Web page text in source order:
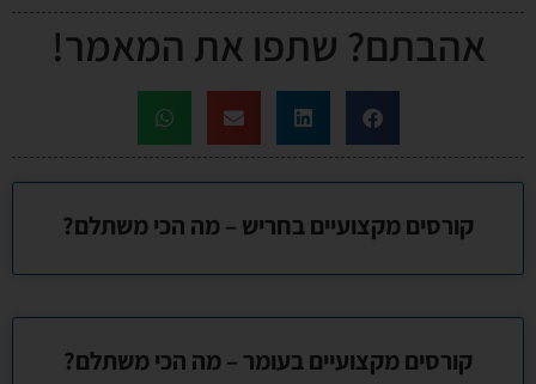
אהבתם? שתפו את המאמר!
קורסים מקצועיים בחריש – מה הכי משתלם?
קורסים מקצועיים בעומר – מה הכי משתלם?